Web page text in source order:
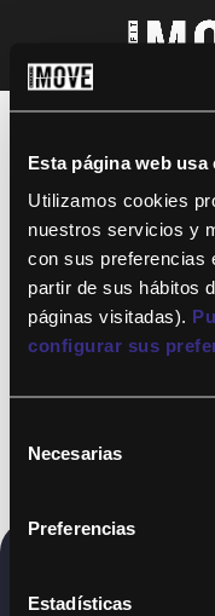
Esta página web usa
Utilizamos cookies
nuestros servicios y
con sus preferencias
partir de sus hábitos
páginas visitadas).
configurar sus
Necesarias
Preferencias
Estadísticas
¡Para
así podrás
Copyright ©